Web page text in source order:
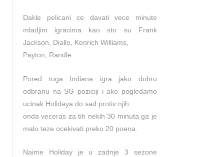
Dakle pelicani ce davati vece minute
mladjim igracima kao sto su Frank
Jackson, Diallo, Kenrich Williams,
Payton, Randle..
Pored toga Indiana igra jako dobru
odbranu na SG poziciji i ako pogledamo
ucinak Holidaya do sad protiv njih
onda veceras za tih nekih 30 minuta ga je
malo teze ocekivati preko 20 poena.
Naime Holiday je u zadnje 3 sezone